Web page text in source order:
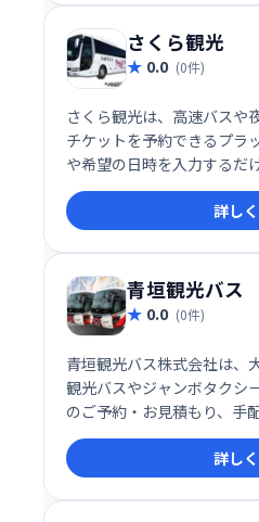
さくら観光
0.0 (0件)
さくら観光は、高速バスや
チケットを予約できるプラ
や希望の日時を入力するだ
検索・予約できます。
詳し
青垣観光バス
0.0 (0件)
青垣観光バス株式会社は、
観光バスやジャンボタクシ
のご予約・お見積もり、手
詳し